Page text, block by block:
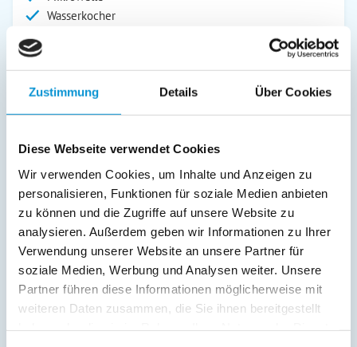
Zustimmung Details Über Cookies
Diese Webseite verwendet Cookies
Wir verwenden Cookies, um Inhalte und Anzeigen zu
personalisieren, Funktionen für soziale Medien anbieten
zu können und die Zugriffe auf unsere Website zu
analysieren. Außerdem geben wir Informationen zu Ihrer
Verwendung unserer Website an unsere Partner für
soziale Medien, Werbung und Analysen weiter. Unsere
Partner führen diese Informationen möglicherweise mit
weiteren Daten zusammen, die Sie ihnen bereitgestellt
Wasserkocher
Wohnbereich:
Bad/WC
Fernseher
Radio
Außenanlage:
Gartenstühle
Parkplatz
Garage
Balkon
Service:
Verpflegung: